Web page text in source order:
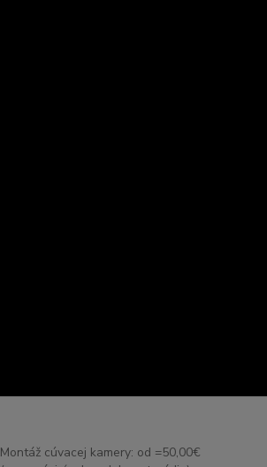
Montáž cúvacej kamery: od =50,00€